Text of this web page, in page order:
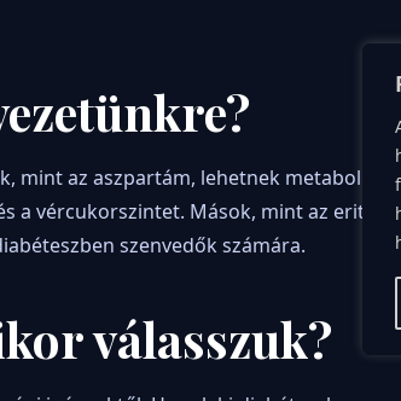
mint az aszpartám, lehetnek metabolikus
a vércukorszintet. Mások, mint az eritrit,
szenvedők számára.
válasszuk?